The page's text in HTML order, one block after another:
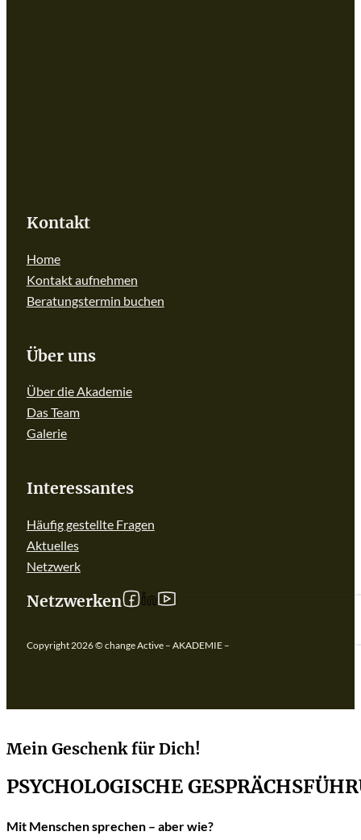
Kontakt
Home
Kontakt aufnehmen
Beratungstermin buchen
Über uns
Über die Akademie
Das Team
Galerie
Interessantes
Häufig gestellte Fragen
Aktuelles
Netzwerk
Netzwerken Follow us on Facebook
Follow us on linkedIn
Copyright 2026 © change Active – AKADEMIE –
Mein Geschenk für Dich!
PSYCHOLOGISCHE
Mit Menschen sprechen – aber wie?